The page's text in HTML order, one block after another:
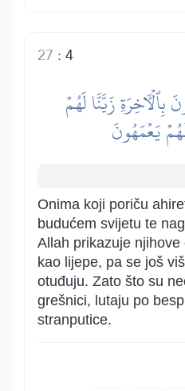
4
:
27
بِٱلۡأٓخِرَةِ زَيَّنَّا لَهُمۡ
يَعۡمَهُونَ
Onima koji poriču
budućem svijetu te
Allah prikazuje
kao lijepe, pa se još
otuđuju. Zato što su
grešnici, lutaju po
stranputice.